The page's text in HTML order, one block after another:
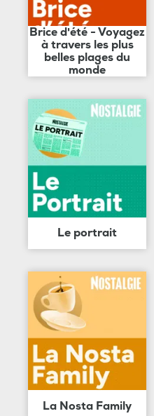
Brice d'été - Voyagez
à travers les plus
belles plages du
monde
Le portrait
La Nosta Family